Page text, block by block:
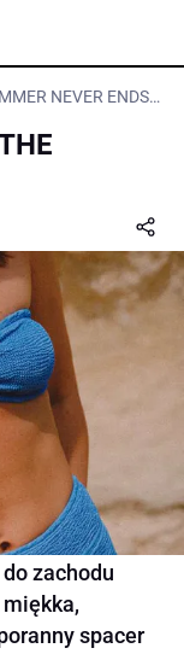
NEVER ENDS…
zachodu
spacer